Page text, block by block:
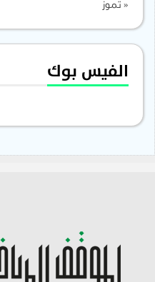
« تموز
الفيس بوك